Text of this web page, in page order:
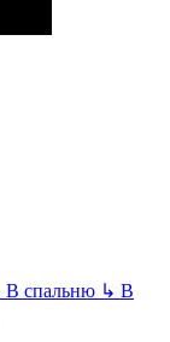
В спальню ↳ В